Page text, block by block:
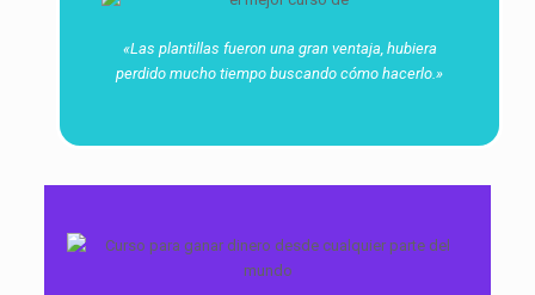
«Las plantillas fueron una gran ventaja, hubiera
perdido mucho tiempo buscando cómo hacerlo.»